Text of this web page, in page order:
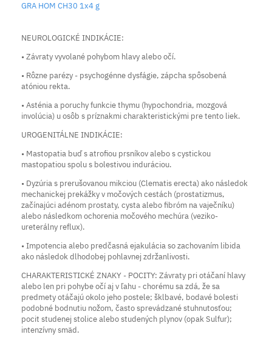
GRA HOM CH30 1x4 g
NEUROLOGICKÉ INDIKÁCIE:
• Závraty vyvolané pohybom hlavy alebo očí.
• Rôzne parézy - psychogénne dysfágie, zápcha spôsobená
atóniou rekta.
• Asténia a poruchy funkcie thymu (hypochondria, mozgová
involúcia) u osôb s príznakmi charakteristickými pre tento liek.
UROGENITÁLNE INDIKÁCIE:
• Mastopatia buď s atrofiou prsníkov alebo s cystickou
mastopatiou spolu s bolestivou induráciou.
• Dyzúria s prerušovanou mikciou (Clematis erecta) ako následok
mechanickej prekážky v močových cestách (prostatizmus,
začínajúci adénom prostaty, cysta alebo fibróm na vaječníku)
alebo následkom ochorenia močového mechúra (veziko-
ureterálny reflux).
• Impotencia alebo predčasná ejakulácia so zachovaním libida
ako následok dlhodobej pohlavnej zdržanlivosti.
CHARAKTERISTICKÉ ZNAKY - POCITY: Závraty pri otáčaní hlavy
alebo len pri pohybe očí aj v ľahu - chorému sa zdá, že sa
predmety otáčajú okolo jeho postele; šklbavé, bodavé bolesti
podobné bodnutiu nožom, často sprevádzané stuhnutosťou;
pocit studenej stolice alebo studených plynov (opak Sulfur);
intenzívny smäd.